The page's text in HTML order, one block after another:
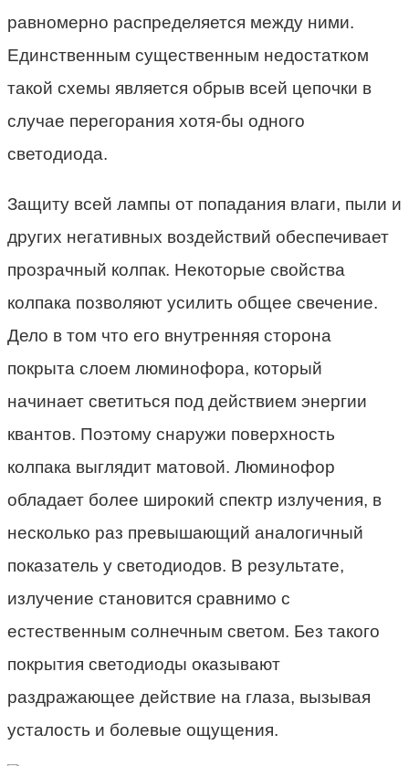
равномерно распределяется между ними.
Единственным существенным недостатком
такой схемы является обрыв всей цепочки в
случае перегорания хотя-бы одного
светодиода.
Защиту всей лампы от попадания влаги, пыли и
других негативных воздействий обеспечивает
прозрачный колпак. Некоторые свойства
колпака позволяют усилить общее свечение.
Дело в том что его внутренняя сторона
покрыта слоем люминофора, который
начинает светиться под действием энергии
квантов. Поэтому снаружи поверхность
колпака выглядит матовой. Люминофор
обладает более широкий спектр излучения, в
несколько раз превышающий аналогичный
показатель у светодиодов. В результате,
излучение становится сравнимо с
естественным солнечным светом. Без такого
покрытия светодиоды оказывают
раздражающее действие на глаза, вызывая
усталость и болевые ощущения.